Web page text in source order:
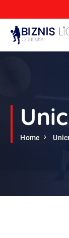
Odbojka
Home